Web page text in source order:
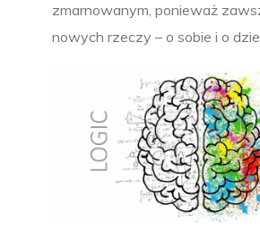
zmarnowanym, ponieważ
nowych rzeczy – o sobie i o